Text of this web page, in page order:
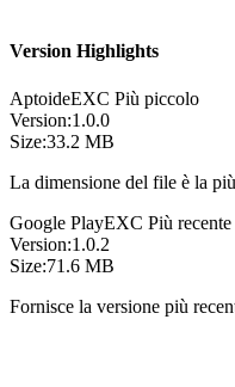
Version Highlights
AptoideEXC Più piccolo
Version:1.0.0
Size:33.2 MB
La dimensione del file è la
Google PlayEXC Più recente
Version:1.0.2
Size:71.6 MB
Fornisce la versione più